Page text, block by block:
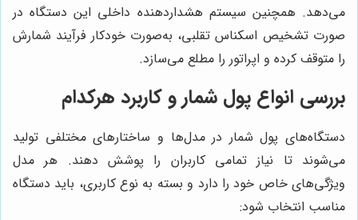
می‌دهد. همچنین سیستم هشداردهنده داخلی این دستگاه در
صورت تشخیص اسکناس تقلبی، به‌صورت خودکار فرآیند شمارش
را متوقف کرده و اپراتور را مطلع می‌سازد.
بررسی انواع پول شمار و کاربرد هرکدام
دستگاه‌های پول شمار در مدل‌ها و ساختارهای مختلفی تولید
می‌شوند تا نیاز تمامی کاربران را پوشش دهند. هر مدل
ویژگی‌های خاص خود را دارد و بسته به نوع کاربری، باید دستگاه
مناسب انتخاب شود: